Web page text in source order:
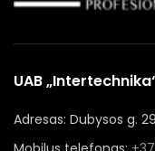
UAB
Adresas: Dubysos g.